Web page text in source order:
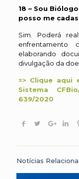
18 – Sou
posso me
Sim. Poderá
elaborando
divulgação da
=> Clique aqui
Sistema
639/2020
Notícias